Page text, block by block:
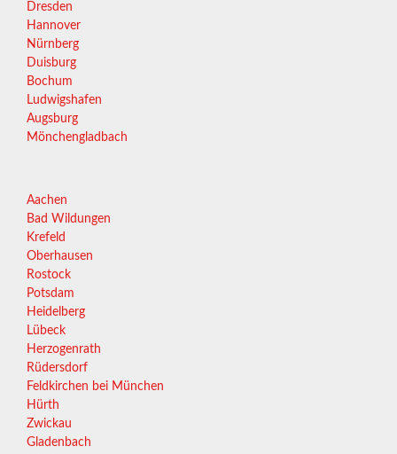
Dresden
Hannover
Nürnberg
Duisburg
Bochum
Ludwigshafen
Augsburg
Mönchengladbach
Aachen
Bad Wildungen
Krefeld
Oberhausen
Rostock
Potsdam
Heidelberg
Lübeck
Herzogenrath
Rüdersdorf
Feldkirchen bei München
Hürth
Zwickau
Gladenbach